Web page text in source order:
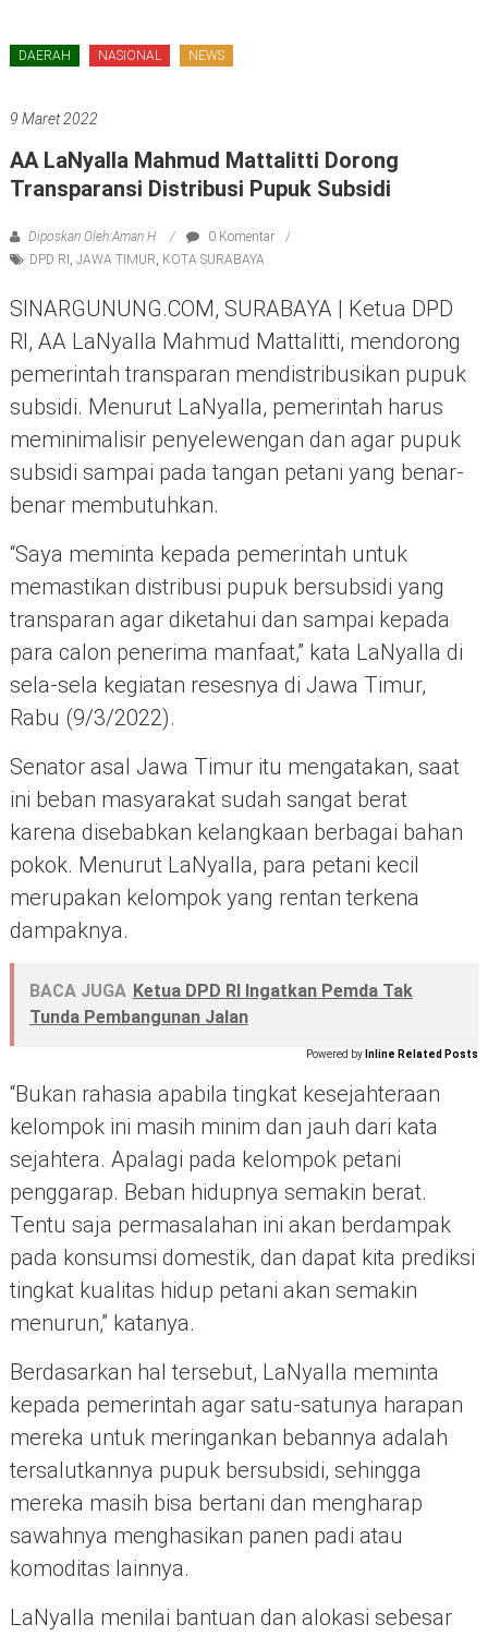
DAERAH NASIONAL NEWS
9 Maret 2022
AA LaNyalla Mahmud Mattalitti Dorong
Transparansi Distribusi Pupuk Subsidi
Diposkan Oleh:Aman H
0 Komentar
DPD RI , JAWA TIMUR, KOTA SURABAYA
SINARGUNUNG.COM, SURABAYA | Ketua DPD
RI, AA LaNyalla Mahmud Mattalitti, mendorong
pemerintah transparan mendistribusikan pupuk
subsidi. Menurut LaNyalla, pemerintah harus
meminimalisir penyelewengan dan agar pupuk
subsidi sampai pada tangan petani yang benar-
benar membutuhkan.
“Saya meminta kepada pemerintah untuk
memastikan distribusi pupuk bersubsidi yang
transparan agar diketahui dan sampai kepada
para calon penerima manfaat,” kata LaNyalla di
sela-sela kegiatan resesnya di Jawa Timur,
Rabu (9/3/2022).
Senator asal Jawa Timur itu mengatakan, saat
ini beban masyarakat sudah sangat berat
karena disebabkan kelangkaan berbagai bahan
pokok. Menurut LaNyalla, para petani kecil
merupakan kelompok yang rentan terkena
dampaknya.
BACA JUGA Ketua DPD RI Ingatkan Pemda Tak
Tunda Pembangunan Jalan
Powered by Inline Related Posts
“Bukan rahasia apabila tingkat kesejahteraan
kelompok ini masih minim dan jauh dari kata
sejahtera. Apalagi pada kelompok petani
penggarap. Beban hidupnya semakin berat.
Tentu saja permasalahan ini akan berdampak
pada konsumsi domestik, dan dapat kita prediksi
tingkat kualitas hidup petani akan semakin
menurun,” katanya.
Berdasarkan hal tersebut, LaNyalla meminta
kepada pemerintah agar satu-satunya harapan
mereka untuk meringankan bebannya adalah
tersalutkannya pupuk bersubsidi, sehingga
mereka masih bisa bertani dan mengharap
sawahnya menghasikan panen padi atau
komoditas lainnya.
LaNyalla menilai bantuan dan alokasi sebesar